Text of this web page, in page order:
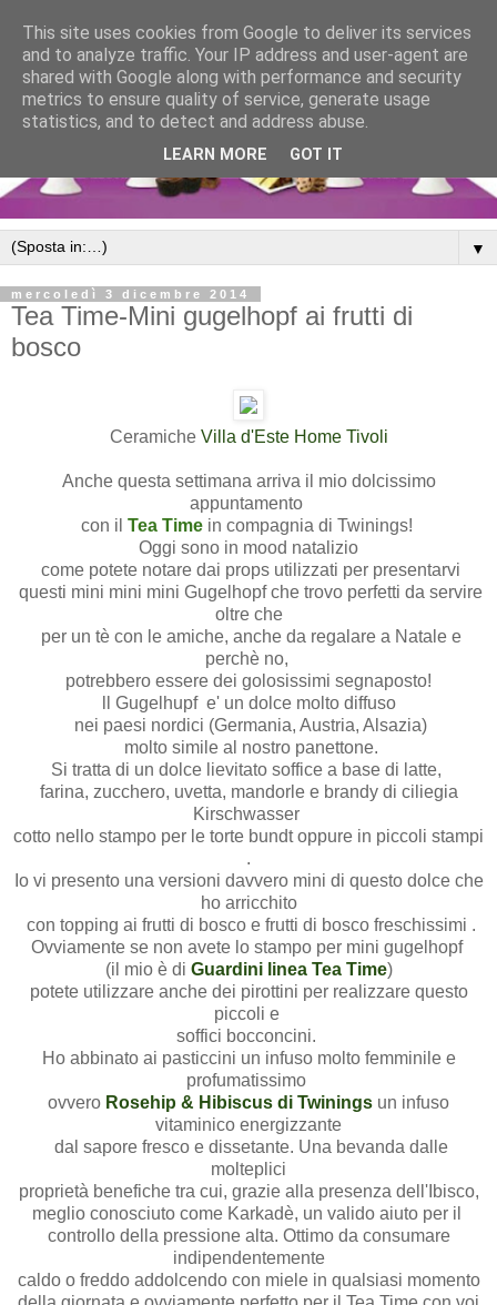
▼
mercoledì 3 dicembre 2014
Tea Time-Mini gugelhopf ai frutti di
bosco
Ceramiche Villa d'Este Home Tivoli
Anche questa settimana arriva il mio dolcissimo
appuntamento
con il Tea Timein compagnia di Twinings!
Oggi sono in mood natalizio
come potete notare dai props utilizzati per presentarvi
questi mini mini mini Gugelhopf che trovo perfetti da servire
oltre che
per un tè con le amiche, anche da regalare a Natale e
perchè no,
potrebbero essere dei golosissimi segnaposto!
ll Gugelhupf e' un dolce molto diffuso
nei paesi nordici (Germania, Austria, Alsazia)
molto simile al nostro panettone.
Si tratta di un dolce lievitato soffice a base di latte,
farina, zucchero, uvetta, mandorle e brandy di ciliegia
Kirschwasser
cotto nello stampo per le torte bundt oppure in piccoli stampi
.
Io vi presento una versioni davvero mini di questo dolce che
ho arricchito
con topping ai frutti di bosco e frutti di bosco freschissimi .
Ovviamente se non avete lo stampo per mini gugelhopf
(il mio è di Guardini linea Tea Time)
potete utilizzare anche dei pirottini per realizzare questo
piccoli e
soffici bocconcini.
Ho abbinato ai pasticcini un infuso molto femminile e
profumatissimo
ovvero Rosehip & Hibiscus di Twinings un infuso
vitaminico energizzante
dal sapore fresco e dissetante. Una bevanda dalle
molteplici
proprietà benefiche tra cui, grazie alla presenza dell'Ibisco,
meglio conosciuto come Karkadè, un valido aiuto per il
controllo della pressione alta. Ottimo da consumare
indipendentemente
caldo o freddo addolcendo con miele in qualsiasi momento
This site uses cookies from Google to deliver its services
and to analyze traffic. Your IP address and user-agent are
shared with Google along with performance and security
metrics to ensure quality of service, generate usage
statistics, and to detect and address abuse.
LEARN MORE GOT IT